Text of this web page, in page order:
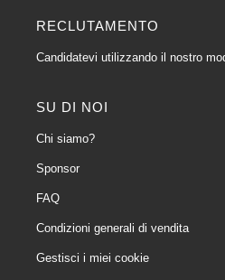
RECLUTAMENTO
Candidatevi utilizzando il nostro
SU DI NOI
Chi siamo?
Sponsor
FAQ
Condizioni generali di vendita
Gestisci i miei cookie